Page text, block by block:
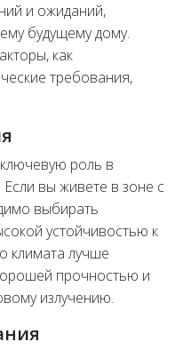
и ожиданий,
будущему дому.
как
требования,
роль в
вы живете в зоне с
выбирать
устойчивостью к
климата лучше
прочностью и
излучению.